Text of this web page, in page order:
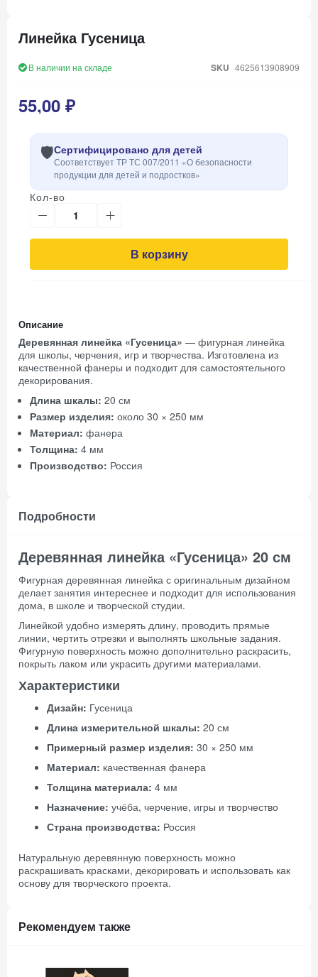
началу
галереи
Линейка Гусеница
В наличии на складе SKU 4625613908909
55,00 ₽
🛡️Сертифицировано для детей
Соответствует ТР ТС 007/2011 «О безопасности
продукции для детей и подростков»
Кол-во
В корзину
Описание
Деревянная линейка «Гусеница» — фигурная линейка
для школы, черчения, игр и творчества. Изготовлена из
качественной фанеры и подходит для самостоятельного
декорирования.
Длина шкалы: 20 см
Размер изделия: около 30 × 250 мм
Материал: фанера
Толщина: 4 мм
Производство: Россия
Подробности
Деревянная линейка «Гусеница» 20 см
Фигурная деревянная линейка с оригинальным дизайном
делает занятия интереснее и подходит для использования
дома, в школе и творческой студии.
Линейкой удобно измерять длину, проводить прямые
линии, чертить отрезки и выполнять школьные задания.
Фигурную поверхность можно дополнительно раскрасить,
покрыть лаком или украсить другими материалами.
Характеристики
Дизайн: Гусеница
Длина измерительной шкалы: 20 см
Примерный размер изделия: 30 × 250 мм
Материал: качественная фанера
Толщина материала: 4 мм
Назначение: учёба, черчение, игры и творчество
Страна производства: Россия
Натуральную деревянную поверхность можно
раскрашивать красками, декорировать и использовать как
основу для творческого проекта.
Рекомендуем также